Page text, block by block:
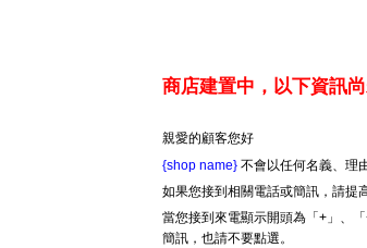
商店建置中，以下資訊
親愛的顧客您好
{shop name} 不會以任何名義、理
如果您接到相關電話或簡訊，請提
當您接到來電顯示開頭為「+」、
簡訊，也請不要點選。